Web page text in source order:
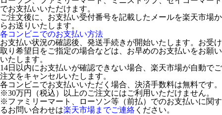
でお支払いいただけます。
ご注文後に、お支払い受付番号を記載したメールを楽天市場か
らお送りいたします。
各コンビニでのお支払い方法
お支払い状況の確認後、発送手続きが開始いたします。お受け
取り希望日をご指定の場合などは、お早めのお支払いをお願い
いたします。
14日以内にお支払いが確認できない場合、楽天市場が自動でご
注文をキャンセルいたします。
各コンビニでお支払いいただく場合、決済手数料は無料です。
※30万円（税込）以上のご注文にはご利用いただけません。
※ファミリーマート、ローソン等（前払）でのお支払いに関す
るお問い合わせは楽天市場までご連絡 ください。